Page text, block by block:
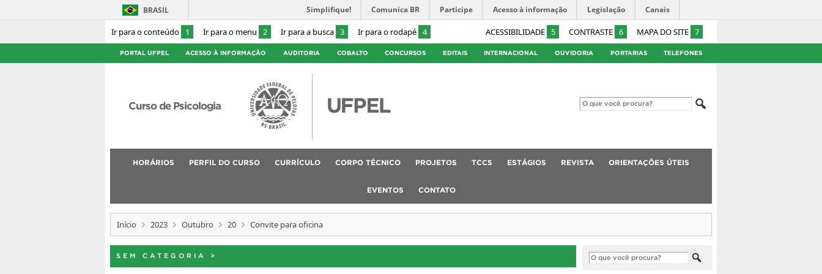
Ir para o conteúdo 1 Ir para o menu 2 Ir para a busca 3 Ir para o rodapé 4 ACESSIBILIDADE 5 CONTRASTE 6 MAPA DO SITE 7
BRASIL Simplifique! Comunica BR Participe Acesso à informação Legislação Canais
PORTAL UFPEL ACESSO À INFORMAÇÃO AUDITORIA COBALTO CONCURSOS EDITAIS INTERNACIONAL OUVIDORIA PORTARIAS TELEFONES
Curso de Psicologia
HORÁRIOS PERFIL DO CURSO CURRÍCULO CORPO TÉCNICO PROJETOS TCCS ESTÁGIOS REVISTA ORIENTAÇÕES ÚTEIS
EVENTOS CONTATO
Início 2023 Outubro 20 Convite para oficina
SEM CATEGORIA >